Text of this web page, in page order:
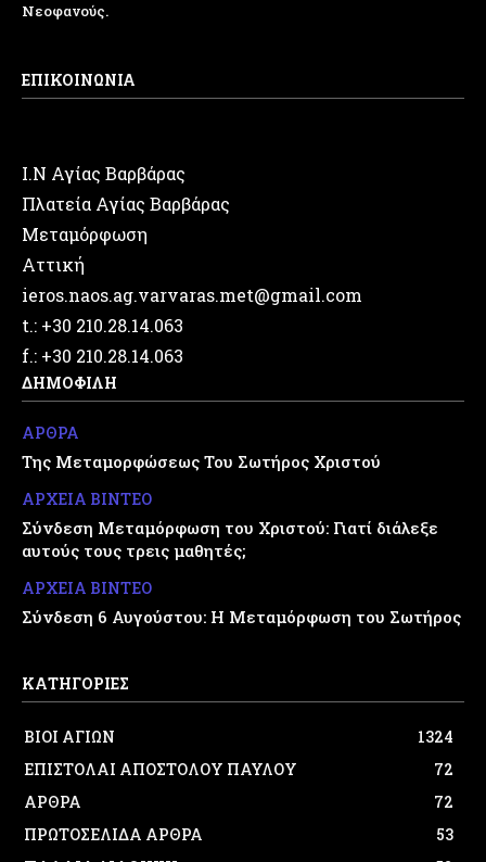
Νεοφανούς.
ΕΠΙΚΟΙΝΩΝΙΑ
Ι.Ν Αγίας Βαρβάρας
Πλατεία Αγίας Βαρβάρας
Μεταμόρφωση
Αττική
ieros.naos.ag.varvaras.met@gmail.com
t.: +30 210.28.14.063
f.: +30 210.28.14.063
ΔΗΜΟΦΙΛΗ
ΑΡΘΡΑ
Της Μεταμορφώσεως Του Σωτήρος Χριστού
ΑΡΧΕΙΑ ΒΙΝΤΕΟ
Σύνδεση Μεταμόρφωση του Χριστού: Γιατί διάλεξε
αυτούς τους τρεις μαθητές;
ΑΡΧΕΙΑ ΒΙΝΤΕΟ
Σύνδεση 6 Αυγούστου: Η Μεταμόρφωση του Σωτήρος
ΚΑΤΗΓΟΡΙΕΣ
ΒΙΟΙ ΑΓΙΩΝ
1324
ΕΠΙΣΤΟΛΑΙ ΑΠΟΣΤΟΛΟΥ ΠΑΥΛΟΥ
72
ΑΡΘΡΑ
72
ΠΡΩΤΟΣΕΛΙΔΑ ΑΡΘΡΑ
53